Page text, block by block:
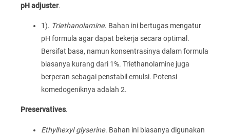
pH adjuster.
1). Triethanolamine. Bahan ini bertugas mengatur
pH formula agar dapat bekerja secara optimal.
Bersifat basa, namun konsentrasinya dalam formula
biasanya kurang dari 1%. Triethanolamine juga
berperan sebagai penstabil emulsi. Potensi
komedogeniknya adalah 2.
Preservatives.
Ethylhexyl glyserine. Bahan ini biasanya digunakan